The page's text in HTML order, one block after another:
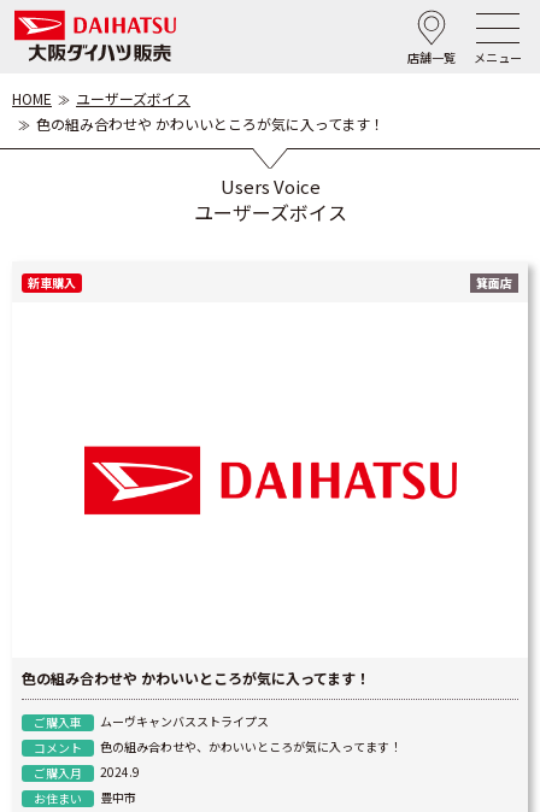
店舗一覧 メニュー
HOME
ユーザーズボイス
色の組み合わせや かわいいところが気に入ってます！
Users Voice
ユーザーズボイス
新車購入 箕面店
色の組み合わせや かわいいところが気に入ってます！
ご購入車
ムーヴキャンバスストライプス
コメント
色の組み合わせや、かわいいところが気に入ってます！
ご購入月
2024.9
お住まい
豊中市